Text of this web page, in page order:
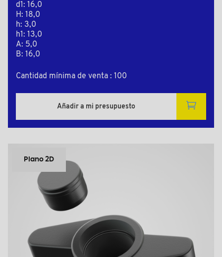
d1: 16,0
H: 18,0
h: 3,0
h1: 13,0
A: 5,0
B: 16,0
Cantidad mínima de venta : 100
Añadir a mi presupuesto
Plano 2D